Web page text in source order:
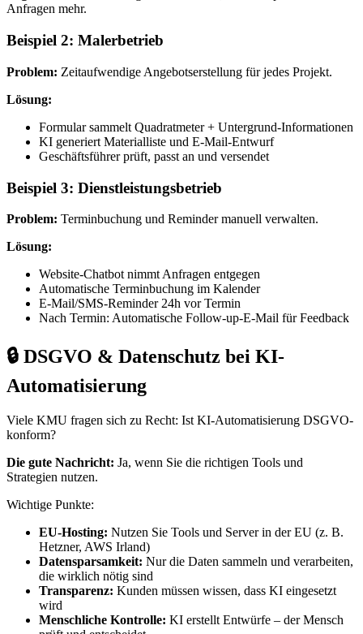
Anfragen mehr.
Beispiel 2: Malerbetrieb
Problem: Zeitaufwendige Angebotserstellung für jedes Projekt.
Lösung:
Formular sammelt Quadratmeter + Untergrund-Informationen
KI generiert Materialliste und E-Mail-Entwurf
Geschäftsführer prüft, passt an und versendet
Beispiel 3: Dienstleistungsbetrieb
Problem: Terminbuchung und Reminder manuell verwalten.
Lösung:
Website-Chatbot nimmt Anfragen entgegen
Automatische Terminbuchung im Kalender
E-Mail/SMS-Reminder 24h vor Termin
Nach Termin: Automatische Follow-up-E-Mail für Feedback
🔒 DSGVO & Datenschutz bei KI-
Automatisierung
Viele KMU fragen sich zu Recht: Ist KI-Automatisierung DSGVO-
konform?
Die gute Nachricht: Ja, wenn Sie die richtigen Tools und
Strategien nutzen.
Wichtige Punkte:
EU-Hosting: Nutzen Sie Tools und Server in der EU (z. B.
Hetzner, AWS Irland)
Datensparsamkeit: Nur die Daten sammeln und verarbeiten,
die wirklich nötig sind
Transparenz: Kunden müssen wissen, dass KI eingesetzt
wird
Menschliche Kontrolle: KI erstellt Entwürfe – der Mensch